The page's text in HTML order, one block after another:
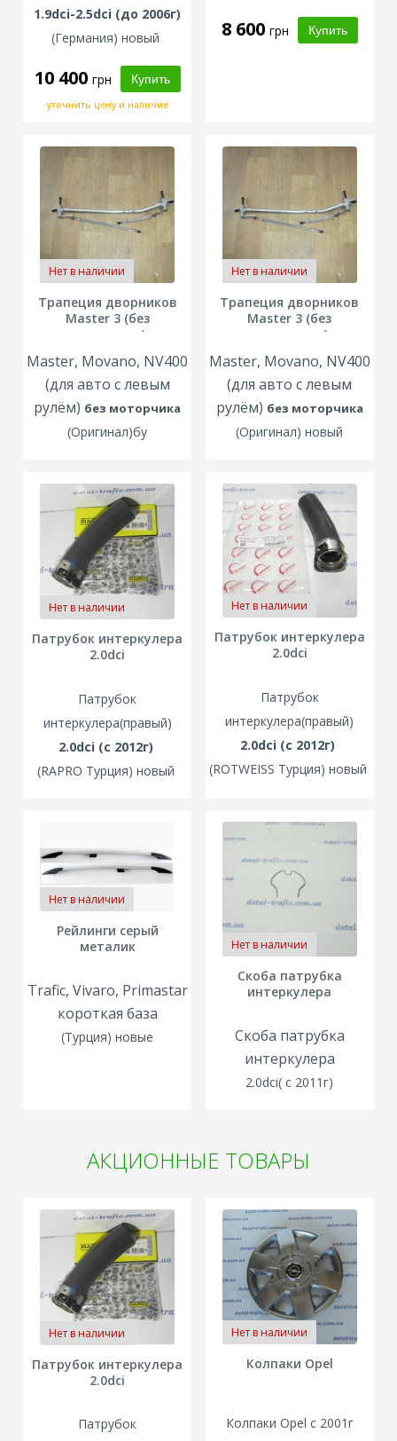
1.9dci-2.5dci (до 2006г)
(Германия) новый
10 400 грн
уточнить цену и наличие
8 600 грн
Нет в наличии
Трапеция дворников
Master 3 (без
моторчика)
Master, Movano, NV400
(для авто с левым
рулём) без моторчика
(Оригинал)бу
Нет в наличии
Трапеция дворников
Master 3 (без
моторчика)
Master, Movano, NV400
(для авто с левым
рулём) без моторчика
(Оригинал) новый
Нет в наличии
Патрубок интеркулера
2.0dci
Патрубок
интеркулера(правый)
2.0dci (с 2012г)
(RAPRO Турция) новый
Нет в наличии
Патрубок интеркулера
2.0dci
Патрубок
интеркулера(правый)
2.0dci (с 2012г)
(ROTWEISS Турция) новый
Нет в наличии
Рейлинги серый
металик
Trafic, Vivaro, Primastar
короткая база
(Турция) новые
Нет в наличии
Скоба патрубка
интеркулера
Скоба патрубка
интеркулера
2.0dci( с 2011г)
АКЦИОННЫЕ ТОВАРЫ
Нет в наличии
Патрубок интеркулера
2.0dci
Патрубок
Нет в наличии
Колпаки Opel
Колпаки Opel с 2001г